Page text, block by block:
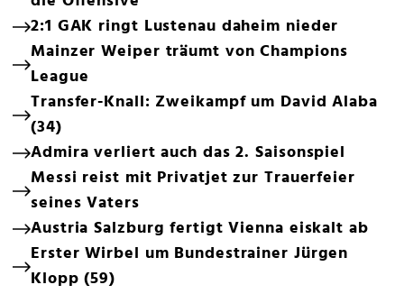
2:1 GAK ringt Lustenau daheim nieder
Mainzer Weiper träumt von Champions
League
Transfer-Knall: Zweikampf um David Alaba
(34)
Admira verliert auch das 2. Saisonspiel
Messi reist mit Privatjet zur Trauerfeier
seines Vaters
Austria Salzburg fertigt Vienna eiskalt ab
Erster Wirbel um Bundestrainer Jürgen
Klopp (59)